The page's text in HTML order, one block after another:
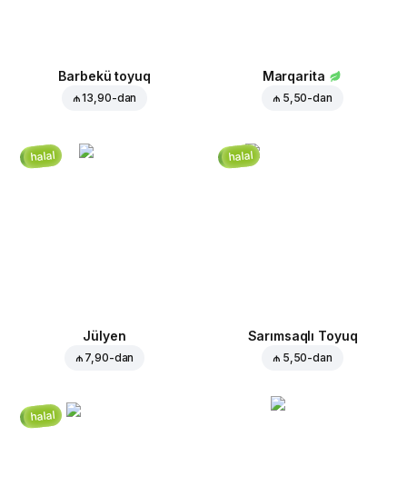
Barbekü toyuq
₼ 13,90-dan
Marqarita
₼ 5,50-dan
halal
Jülyen
₼ 7,90-dan
halal
Sarımsaqlı Toyuq
₼ 5,50-dan
halal